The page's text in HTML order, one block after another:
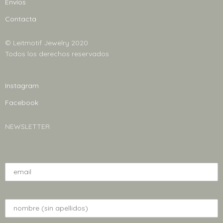
Envíos
Contacta
© Leitmotif Jewelry 2020
Todos los derechos reservados
Instagram
Facebook
NEWSLETTER